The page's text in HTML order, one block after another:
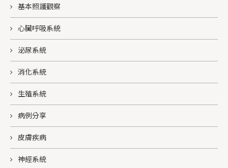
基本照護觀察
心臟呼吸系統
泌尿系統
消化系統
生殖系統
病例分享
皮膚疾病
神經系統